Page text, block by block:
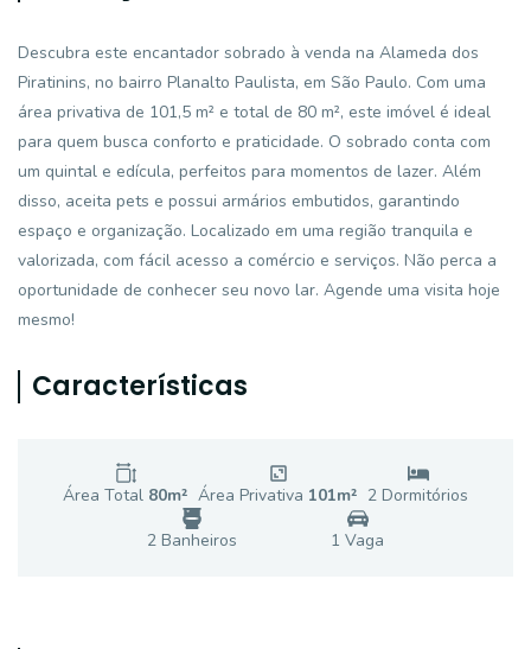
Descubra este encantador sobrado à venda na Alameda dos
Piratinins, no bairro Planalto Paulista, em São Paulo. Com uma
área privativa de 101,5 m² e total de 80 m², este imóvel é ideal
para quem busca conforto e praticidade. O sobrado conta com
um quintal e edícula, perfeitos para momentos de lazer. Além
disso, aceita pets e possui armários embutidos, garantindo
espaço e organização. Localizado em uma região tranquila e
valorizada, com fácil acesso a comércio e serviços. Não perca a
oportunidade de conhecer seu novo lar. Agende uma visita hoje
mesmo!
Características
Área Total 80m² Área Privativa 101m² 2 Dormitórios
2 Banheiros 1 Vaga